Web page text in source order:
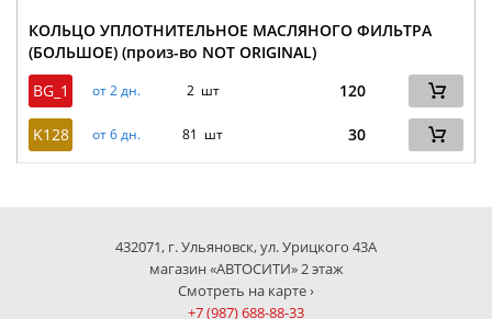
КОЛЬЦО УПЛОТНИТЕЛЬНОЕ МАСЛЯНОГО ФИЛЬТРА
(БОЛЬШОЕ) (произ-во NOT ORIGINAL)
BG_1
от 2 дн. 2 шт 120
K128 от 6 дн. 81 шт 30
432071, г. Ульяновск, ул. Урицкого 43А
магазин «АВТОСИТИ» 2 этаж
Смотреть на карте ›
+7 (987) 688-88-33